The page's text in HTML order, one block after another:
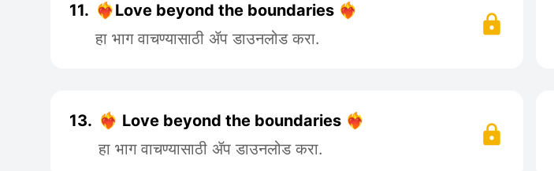
11. ❤️‍🔥Love beyond the boundaries ❤️‍🔥
हा भाग वाचण्यासाठी ॲप डाउनलोड करा.
13. ❤️‍🔥 Love beyond the boundaries ❤️‍🔥
हा भाग वाचण्यासाठी ॲप डाउनलोड करा.